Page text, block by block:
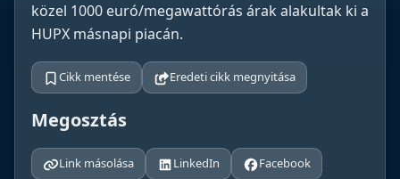
közel 1000 euró/megawattórás árak alakultak ki a
HUPX másnapi piacán.
Cikk mentése Eredeti cikk megnyitása
Megosztás
Link másolása LinkedIn
Facebook